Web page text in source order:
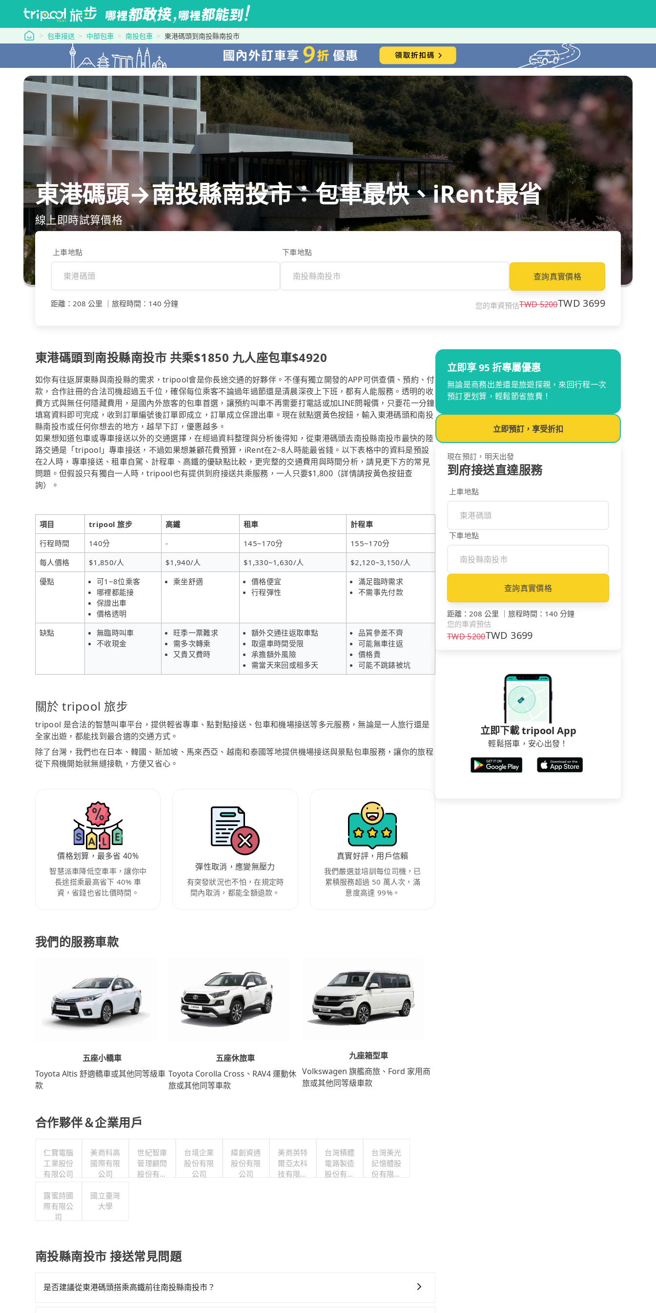
tripool 旅步
包車接送 中部包車 南投包車 東港碼頭到南投縣南投市
東港碼頭→南投縣南投市：包車最快、iRent最省
線上即時試算價格
上車地點 下車地點
查詢真實價格
距離 ： 208 公里 旅程時間 ： 140 分鐘 您的車資預估TWD5200TWD 3699
東港碼頭到南投縣南投市 共乘$1850 九人座包車$4920
如你有往返屏東縣與南投縣的需求，tripool會是你長途交通的好夥伴。不僅有獨立開發的APP可供查價、預約、付
款，合作註冊的合法司機超過五千位，確保每位乘客不論過年過節還是清晨深夜上下班，都有人能服務。透明的收
費方式與無任何隱藏費用，是國內外旅客的包車首選，讓預約叫車不再需要打電話或加LINE問報價，只要花一分鐘
填寫資料即可完成，收到訂單編號後訂單即成立，訂單成立保證出車。現在就點選黃色按鈕，輸入東港碼頭和南投
縣南投市或任何你想去的地方，越早下訂，優惠越多。
如果想知道包車或專車接送以外的交通選擇，在經過資料整理與分析後得知，從東港碼頭去南投縣南投市最快的陸
路交通是「tripool」專車接送，不過如果想兼顧花費預算，iRent在2~8人時能最省錢。以下表格中的資料是預設
在2人時，專車接送、租車自駕、計程車、高鐵的優缺點比較，更完整的交通費用與時間分析，請見更下方的常見
問題。但假設只有獨自一人時，tripool也有提供到府接送共乘服務，一人只要$1,800（詳情請按黃色按鈕查
詢）。
項目 tripool 旅步 高鐵 租車
計程車
行程時間
140分 - 145~170分
155~170分
每人價格
$1,850/人 $1,940/人 $1,330~1,630/人
$2,120~3,150/人
優點
可1~8位乘客
哪裡都能接
保證出車
價格透明
乘坐舒適
價格便宜
行程彈性
滿足臨時需求
不需事先付款
缺點
無臨時叫車
不收現金
旺季一票難求
需多次轉乘
又貴又費時
額外交通往返取車點
取還車時間受限
承擔額外風險
需當天來回或租多天
品質參差不齊
可能無車往返
價格貴
可能不跳錶被坑
關於 tripool 旅步
tripool 是合法的智慧叫車平台，提供輕省專車、點對點接送、包車和機場接送等多元服務，無論是一人旅行還是
全家出遊，都能找到最合適的交通方式。
除了台灣，我們也在日本、韓國、新加坡、馬來西亞、越南和泰國等地提供機場接送與景點包車服務，讓你的旅程
從下飛機開始就無縫接軌，方便又省心。
價格划算，最多省 40%
智慧派車降低空車率，讓你中
長途搭乘最高省下 40% 車
資，省錢也省比價時間。
彈性取消，應變無壓力
有突發狀況也不怕，在規定時
間內取消，都能全額退款。
真實好評，用戶信賴
我們嚴選並培訓每位司機，已
累積服務超過 50 萬人次，滿
意度高達 99%。
我們的服務車款
五座小轎車
Toyota Altis 舒適轎車或其他同等級車
款
五座休旅車
Toyota Corolla Cross、RAV4 運動休
旅或其他同等車款
九座箱型車
Volkswagen 旗艦商旅、Ford 家用商
旅或其他同等級車款
合作夥伴＆企業用戶
仁寶電腦
工業股份
有限公司
美商科高
國際有限
公司
世紀智庫
管理顧問
股份有限
台境企業
股份有限
公司
緯創資通
股份有限
公司
美商英特
爾亞太科
技有限公
台灣積體
電路製造
股份有限
台灣美光
記憶體股
份有限公
露蜜詩國
際有限公
司
國立臺灣
大學
南投縣南投市 接送常見問題
是否建議從東港碼頭搭乘高鐵前往南投縣南投市？
立即享 95 折專屬優惠
無論是商務出差還是旅遊探親，來回行程一次
預訂更划算，輕鬆節省旅費！
立即預訂，享受折扣
現在預訂，明天出發
到府接送直達服務
上車地點
下車地點
查詢真實價格
距離 ： 208 公里 ｜ 旅程時間 ： 140 分鐘
您的車資預估
TWD5200TWD 3699
立即下載 tripool App
輕鬆搭車，安心出發！